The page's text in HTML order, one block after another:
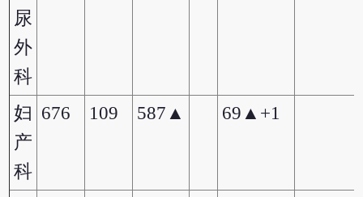
尿
外
科
妇
产
科
676 109 587▲ 69▲+1